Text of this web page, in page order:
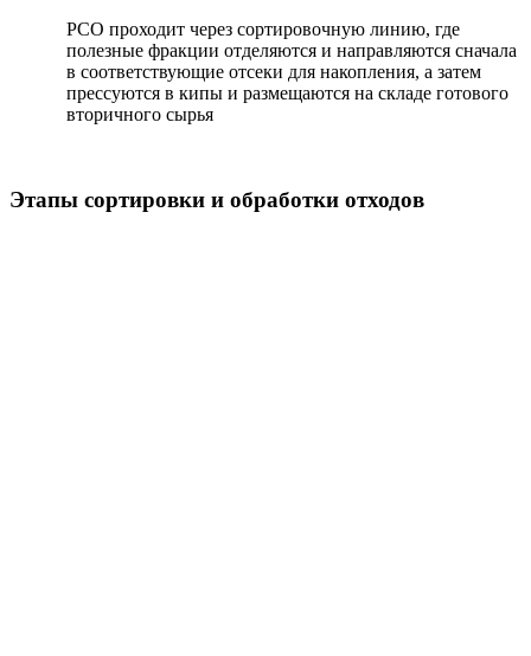
РСО проходит через сортировочную линию, где
полезные фракции отделяются и направляются сначала
в соответствующие отсеки для накопления, а затем
прессуются в кипы и размещаются на складе готового
вторичного сырья
Этапы сортировки и обработки отходов